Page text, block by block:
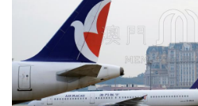
地
圖